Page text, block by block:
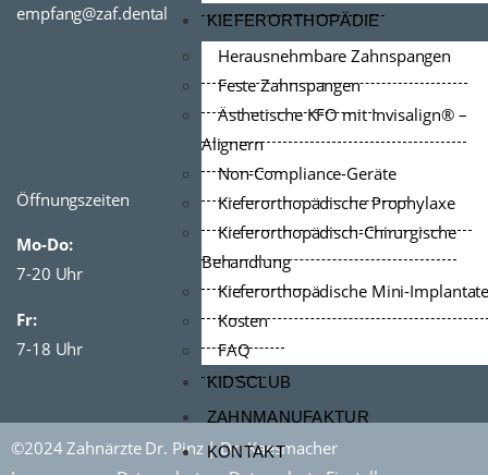
KIEFERORTHOPÄDIE
Herausnehmbare Zahnspangen
Feste Zahnspangen
Ästhetische KFO mit Invisalign® –
Alignern
Non-Compliance-Geräte
Kieferorthopädische Prophylaxe
Kieferorthopädisch-Chirurgische
Behandlung
Kieferorthopädische Mini-
Kosten
FAQ
KIDSCLUB
ZAHNMANUFAKTUR
KONTAKT
empfang@zaf.dental
Öffnungszeiten
Mo-Do:
7-20 Uhr
Fr:
7-18 Uhr
©2024 Zahnärzte Dr. Pinz | Dr. Kaesmacher